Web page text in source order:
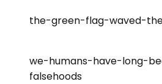
the-green-flag-waved-
we-humans-have-long-
falsehoods